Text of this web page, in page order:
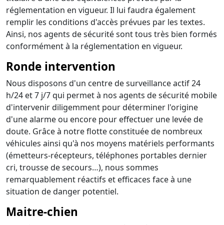
réglementation en vigueur. Il lui faudra également
remplir les conditions d'accès prévues par les textes.
Ainsi, nos agents de sécurité sont tous très bien formés
conformément à la réglementation en vigueur.
Ronde intervention
Nous disposons d'un centre de surveillance actif 24
h/24 et 7 j/7 qui permet à nos agents de sécurité mobile
d'intervenir diligemment pour déterminer l'origine
d'une alarme ou encore pour effectuer une levée de
doute. Grâce à notre flotte constituée de nombreux
véhicules ainsi qu'à nos moyens matériels performants
(émetteurs-récepteurs, téléphones portables dernier
cri, trousse de secours…), nous sommes
remarquablement réactifs et efficaces face à une
situation de danger potentiel.
Maitre-chien